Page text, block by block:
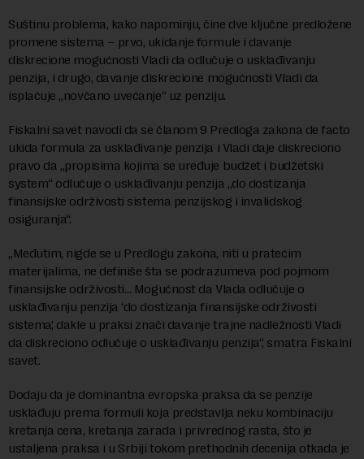
Suštinu problema, kako napominju, čine dve ključne predložene
promene sistema – prvo, ukidanje formule i davanje
diskrecione mogućnosti Vladi da odlučuje o usklađivanju
penzija, i drugo, davanje diskrecione mogućnosti Vladi da
isplaćuje „novčano uvećanje“ uz penziju.
Fiskalni savet navodi da se članom 9 Predloga zakona de facto
ukida formula za usklađivanje penzija i Vladi daje diskreciono
pravo da „propisima kojima se uređuje budžet i budžetski
system“ odlučuje o usklađivanju penzija „do dostizanja
finansijske održivosti sistema penzijskog i invalidskog
osiguranja“.
„Međutim, nigde se u Predlogu zakona, niti u pratećim
materijalima, ne definiše šta se podrazumeva pod pojmom
finansijske održivosti… Mogućnost da Vlada odlučuje o
usklađivanju penzija ‘do dostizanja finansijske održivosti
sistema’, dakle u praksi znači davanje trajne nadležnosti Vladi
da diskreciono odlučuje o usklađivanju penzija“, smatra Fiskalni
savet.
Dodaju da je dominantna evropska praksa da se penzije
usklađuju prema formuli koja predstavlja neku kombinaciju
kretanja cena, kretanja zarada i privrednog rasta, što je
ustaljena praksa i u Srbiji tokom prethodnih decenija otkada je